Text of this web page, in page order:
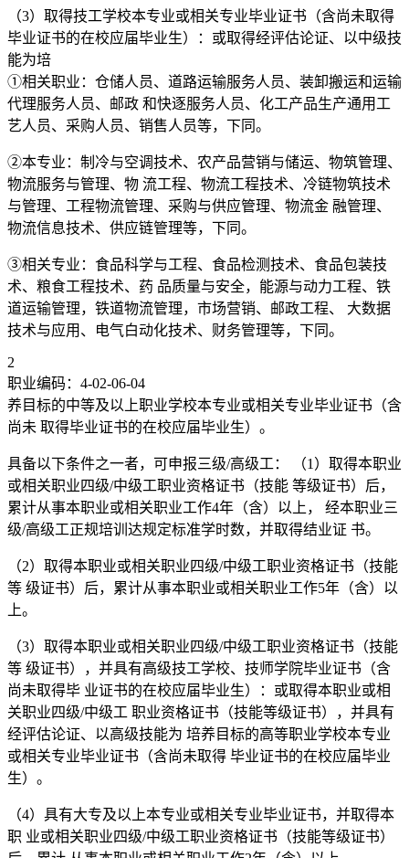
（3）取得技工学校本专业或相关专业毕业证书（含尚未取得
毕业证书的在校应届毕业生）：或取得经评估论证、以中级技
能为培
①相关职业：仓储人员、道路运输服务人员、装卸搬运和运输
代理服务人员、邮政 和快逐服务人员、化工产品生产通用工
艺人员、采购人员、销售人员等，下同。
②本专业：制冷与空调技术、农产品营销与储运、物筑管理、
物流服务与管理、物 流工程、物流工程技术、冷链物筑技术
与管理、工程物流管理、采购与供应管理、物流金 融管理、
物流信息技术、供应链管理等，下同。
③相关专业：食品科学与工程、食品检测技术、食品包装技
术、粮食工程技术、药 品质量与安全，能源与动力工程、铁
道运输管理，铁道物流管理，市场营销、邮政工程、 大数据
技术与应用、电气白动化技术、财务管理等，下同。
2
职业编码：4-02-06-04
养目标的中等及以上职业学校本专业或相关专业毕业证书（含
尚未 取得毕业证书的在校应届毕业生）。
具备以下条件之一者，可申报三级/高级工： （1）取得本职业
或相关职业四级/中级工职业资格证书（技能 等级证书）后，
累计从事本职业或相关职业工作4年（含）以上， 经本职业三
级/高级工正规培训达规定标准学时数，并取得结业证 书。
（2）取得本职业或相关职业四级/中级工职业资格证书（技能
等 级证书）后，累计从事本职业或相关职业工作5年（含）以
上。
（3）取得本职业或相关职业四级/中级工职业资格证书（技能
等 级证书），并具有高级技工学校、技师学院毕业证书（含
尚未取得毕 业证书的在校应届毕业生）：或取得本职业或相
关职业四级/中级工 职业资格证书（技能等级证书），并具有
经评估论证、以高级技能为 培养目标的高等职业学校本专业
或相关专业毕业证书（含尚未取得 毕业证书的在校应届毕业
生）。
（4）具有大专及以上本专业或相关专业毕业证书，并取得本
职 业或相关职业四级/中级工职业资格证书（技能等级证书）